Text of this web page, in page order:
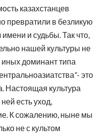
казахстанцев
превратили в безликую
и судьбы. Так что,
нашей культуры не
иных доминант типа
это
Настоящая культура
ней есть уход,
К сожалению, ныне мы
не с культом